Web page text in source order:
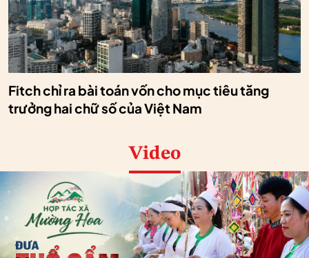
Fitch chỉ ra bài toán vốn cho mục tiêu tăng
trưởng hai chữ số của Việt Nam
Video